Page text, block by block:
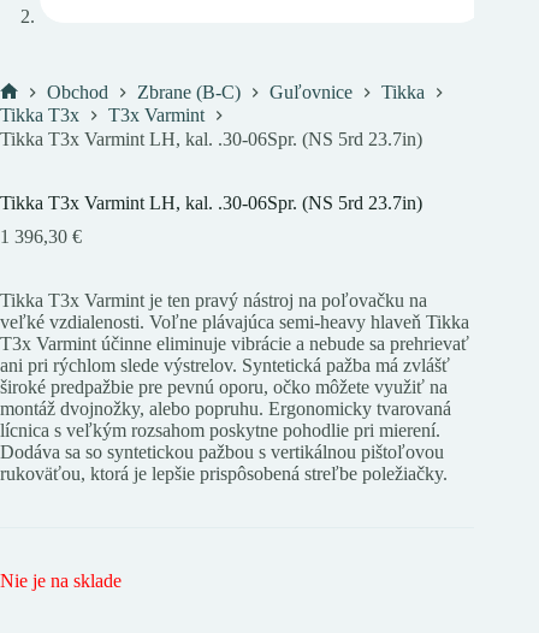
Domov
Obchod Zbrane (B-C) Guľovnice
Tikka
Tikka T3x
T3x Varmint
Tikka T3x Varmint LH, kal. .30-06Spr. (NS 5rd 23.7in)
Tikka T3x Varmint LH, kal. .30-06Spr. (NS 5rd 23.7in)
1 396,30 €
Tikka T3x Varmint je ten pravý nástroj na poľovačku na
veľké vzdialenosti. Voľne plávajúca semi-heavy hlaveň Tikka
T3x Varmint účinne eliminuje vibrácie a nebude sa prehrievať
ani pri rýchlom slede výstrelov. Syntetická pažba má zvlášť
široké predpažbie pre pevnú oporu, očko môžete využiť na
montáž dvojnožky, alebo popruhu. Ergonomicky tvarovaná
lícnica s veľkým rozsahom poskytne pohodlie pri mierení.
Dodáva sa so syntetickou pažbou s vertikálnou pištoľovou
rukoväťou, ktorá je lepšie prispôsobená streľbe poležiačky.
Nie je na sklade